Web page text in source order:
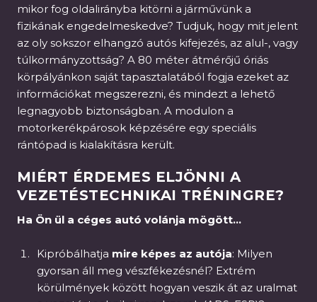
mikor fog oldalirányba kitörni a járművünk a
fizikának engedelmeskedve? Tudjuk, hogy mit jelent
az oly sokszor elhangzó autós kifejezés, az alul-, vagy
túlkormányzottság? A 80 méter átmérőjű óriás
körpályánkon saját tapasztalatából fogja ezeket az
információkat megszerezni, és mindezt a lehető
legnagyobb biztonságban. A modulon a
motorkerékpárosok képzésére egy speciális
rántópad is kialakításra került.
MIÉRT ÉRDEMES ELJÖNNI A
VEZETÉSTECHNIKAI TRÉNINGRE?
Ha Ön ül a céges autó volánja mögött…
Kipróbálhatja mire képes az autója: Milyen
gyorsan áll meg vészfékezésnél? Extrém
körülmények között hogyan veszik át az uralmat